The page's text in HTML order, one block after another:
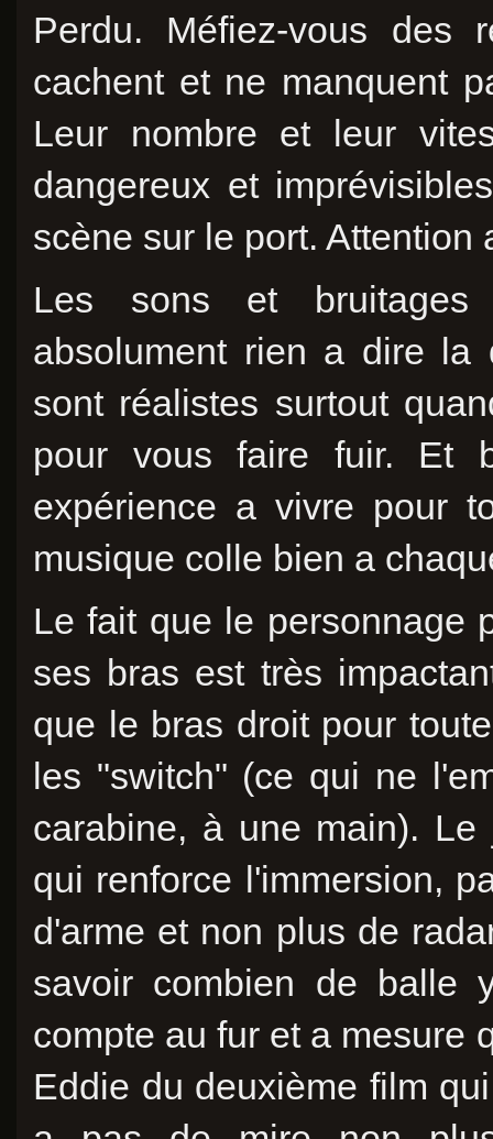
Perdu. Méfiez-vous des
cachent et ne manquent
Leur nombre et leur
dangereux et
scène sur le port.
Les sons et bruitages
absolument rien a dire la
sont réalistes surtout
pour vous faire fuir. Et
expérience a vivre pour
musique colle bien a
Le fait que le personnage
ses bras est très
que le bras droit pour
les "switch" (ce qui ne
carabine, à une main).
qui renforce l'immersion,
d'arme et non plus de
savoir combien de balle
compte au fur et a mesure
Eddie du deuxième film